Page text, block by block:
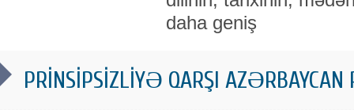
daha geniş
PRİNSİPSİZLİYƏ QARŞI AZƏRBAYCAN